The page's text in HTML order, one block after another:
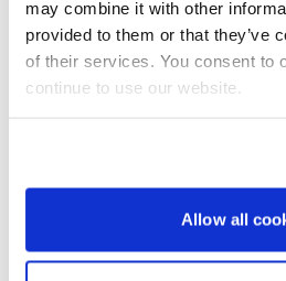
may combine it with other
provided to them or that they’ve
of their services. You consent to
continue to use our website.
Allow all
nous traitons plus de 5,5
de coproduits. Notre forte
20 pays européens nous
produits alimentaires, de
activement nos produits à